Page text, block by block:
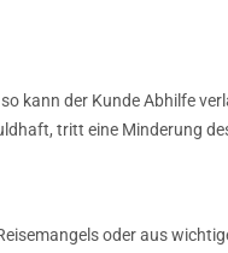
kann der Kunde Abhilfe
tritt eine Minderung
oder aus